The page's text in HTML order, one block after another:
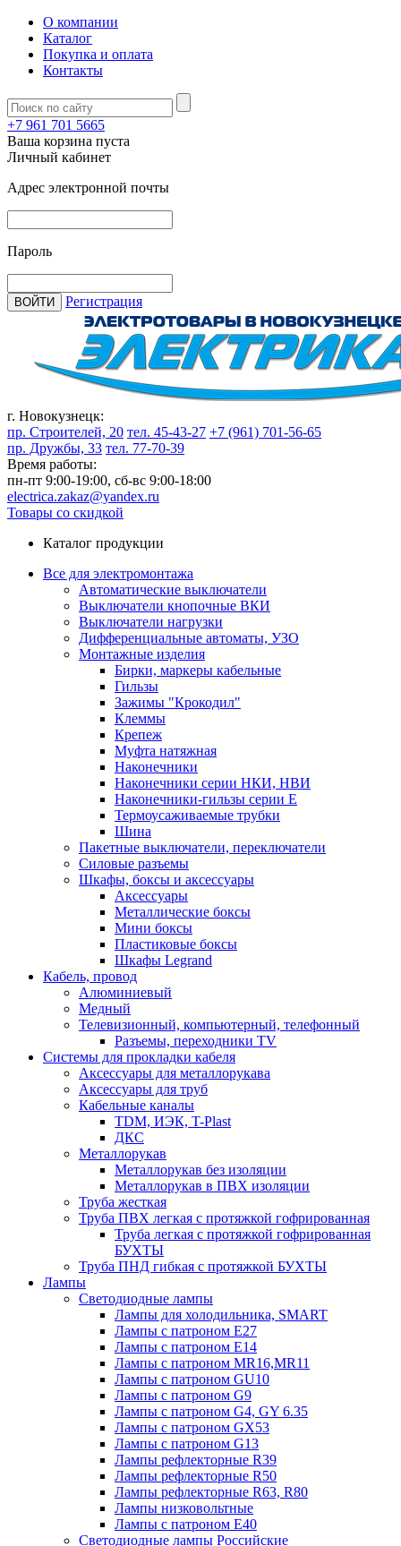
О компании
Каталог
Покупка и оплата
Контакты
+7 961 701 5665
Ваша корзина пуста
Личный кабинет
Адрес электронной почты
Пароль
ВОЙТИ Регистрация
г. Новокузнецк:
пр. Строителей, 20 тел. 45-43-27 +7 (961) 701-56-65
пр. Дружбы, 33 тел. 77-70-39
Время работы:
пн-пт 9:00-19:00, сб-вс 9:00-18:00
electrica.zakaz@yandex.ru
Товары со скидкой
Каталог продукции
Все для электромонтажа
Автоматические выключатели
Выключатели кнопочные ВКИ
Выключатели нагрузки
Дифференциальные автоматы, УЗО
Монтажные изделия
Бирки, маркеры кабельные
Гильзы
Зажимы "Крокодил"
Клеммы
Крепеж
Муфта натяжная
Наконечники
Наконечники серии НКИ, НВИ
Наконечники-гильзы серии Е
Термоусаживаемые трубки
Шина
Пакетные выключатели, переключатели
Силовые разъемы
Шкафы, боксы и аксессуары
Аксессуары
Металлические боксы
Мини боксы
Пластиковые боксы
Шкафы Legrand
Кабель, провод
Алюминиевый
Медный
Телевизионный, компьютерный, телефонный
Разъемы, переходники TV
Системы для прокладки кабеля
Аксессуары для металлорукава
Аксессуары для труб
Кабельные каналы
TDM, ИЭК, T-Plast
ДКС
Металлорукав
Металлорукав без изоляции
Металлорукав в ПВХ изоляции
Труба жесткая
Труба ПВХ легкая с протяжкой гофрированная
Труба легкая с протяжкой гофрированная
БУХТЫ
Труба ПНД гибкая с протяжкой БУХТЫ
Лампы
Светодиодные лампы
Лампы для холодильника, SMART
Лампы с патроном E27
Лампы с патроном Е14
Лампы с патроном MR16,MR11
Лампы с патроном GU10
Лампы с патроном G9
Лампы с патроном G4, GY 6.35
Лампы с патроном GX53
Лампы с патроном G13
Лампы рефлекторные R39
Лампы рефлекторные R50
Лампы рефлекторные R63, R80
Лампы низковольтные
Лампы с патроном Е40
Светодиодные лампы Российские